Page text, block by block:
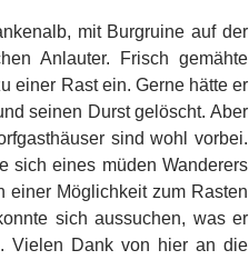
mit Burgruine auf der
Anlauter. Frisch gemähte
einer Rast ein. Gerne hätte er
seinen Durst gelöscht. Aber
sind wohl vorbei.
sich eines müden Wanderers
einer Möglichkeit zum Rasten
sich aussuchen, was er
Vielen Dank von hier an die